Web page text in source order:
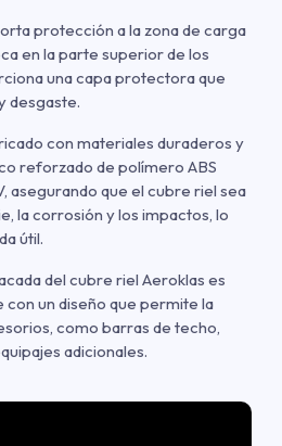
protección a la zona de carga
en la parte superior de los
una capa protectora que
desgaste.
con materiales duraderos y
reforzado de polímero ABS
asegurando que el cubre riel sea
la corrosión y los impactos, lo
útil.
del cubre riel Aeroklas es
un diseño que permite la
como barras de techo,
adicionales.